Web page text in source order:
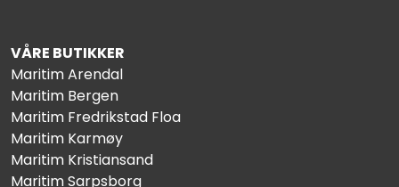
VÅRE BUTIKKER
Maritim Arendal
Maritim Bergen
Maritim Fredrikstad Floa
Maritim Karmøy
Maritim Kristiansand
Maritim Sarpsborg